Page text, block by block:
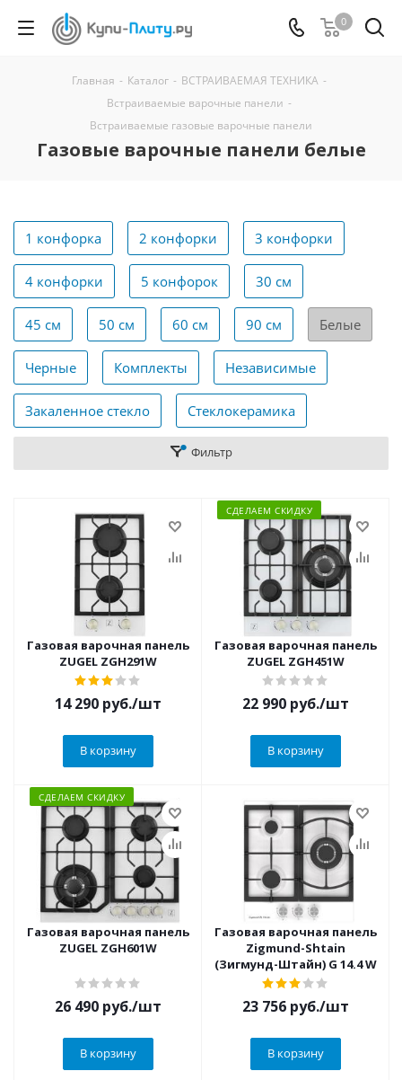
0
Главная - Каталог - ВСТРАИВАЕМАЯ ТЕХНИКА -
Встраиваемые варочные панели -
Встраиваемые газовые варочные панели
Газовые варочные панели белые
1 конфорка 2 конфорки 3 конфорки
4 конфорки 5 конфорок 30 см
45 см 50 см 60 см 90 см Белые
Черные Комплекты Независимые
Закаленное стекло Стеклокерамика
Фильтр
Газовая варочная панель
ZUGEL ZGH291W
14 290 руб./шт
В корзину
СДЕЛАЕМ СКИДКУ
Газовая варочная панель
ZUGEL ZGH451W
22 990 руб./шт
В корзину
СДЕЛАЕМ СКИДКУ
Газовая варочная панель
ZUGEL ZGH601W
26 490 руб./шт
В корзину
Газовая варочная панель
Zigmund-Shtain
(Зигмунд-Штайн) G 14.4 W
23 756 руб./шт
В корзину